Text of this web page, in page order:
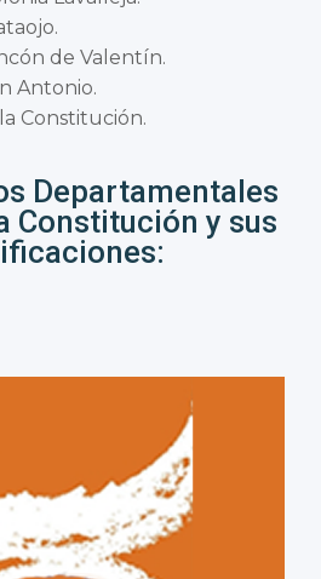
de Valentín.
Antonio.
Constitución.
Departamentales
Constitución y sus